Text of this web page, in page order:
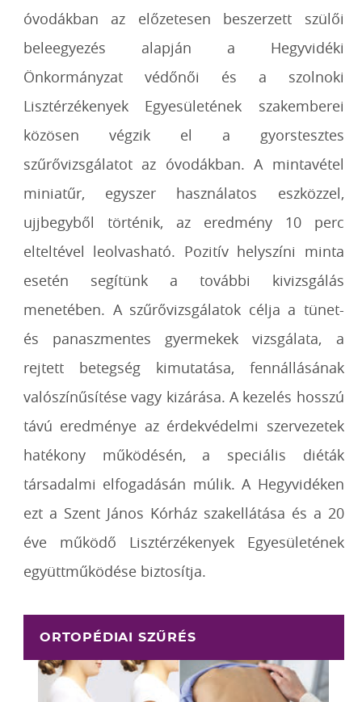
óvodákban az előzetesen beszerzett szülői
beleegyezés alapján a Hegyvidéki
Önkormányzat védőnői és a szolnoki
Lisztérzékenyek Egyesületének szakemberei
közösen végzik el a gyorstesztes
szűrővizsgálatot az óvodákban. A mintavétel
miniatűr, egyszer használatos eszközzel,
ujjbegyből történik, az eredmény 10 perc
elteltével leolvasható. Pozitív helyszíni minta
esetén segítünk a további kivizsgálás
menetében. A szűrővizsgálatok célja a tünet-
és panaszmentes gyermekek vizsgálata, a
rejtett betegség kimutatása, fennállásának
valószínűsítése vagy kizárása. A kezelés hosszú
távú eredménye az érdekvédelmi szervezetek
hatékony működésén, a speciális diéták
társadalmi elfogadásán múlik. A Hegyvidéken
ezt a Szent János Kórház szakellátása és a 20
éve működő Lisztérzékenyek Egyesületének
együttműködése biztosítja.
ORTOPÉDIAI SZŰRÉS